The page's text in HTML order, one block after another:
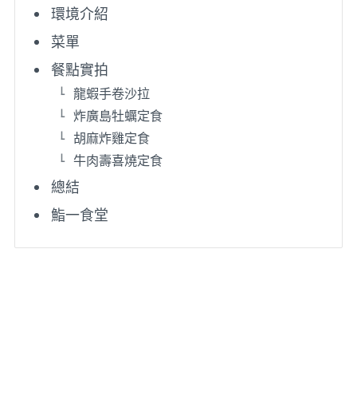
環境介紹
菜單
餐點實拍
龍蝦手卷沙拉
炸廣島牡蠣定食
胡麻炸雞定食
牛肉壽喜燒定食
總結
鮨一食堂